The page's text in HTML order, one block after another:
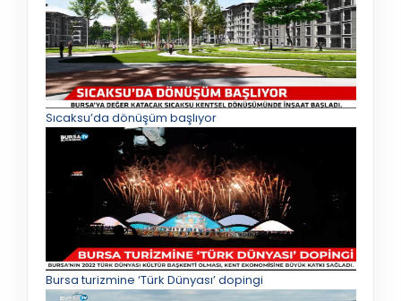
Sıcaksu’da dönüşüm başlıyor
Bursa turizmine ‘Türk Dünyası’ dopingi